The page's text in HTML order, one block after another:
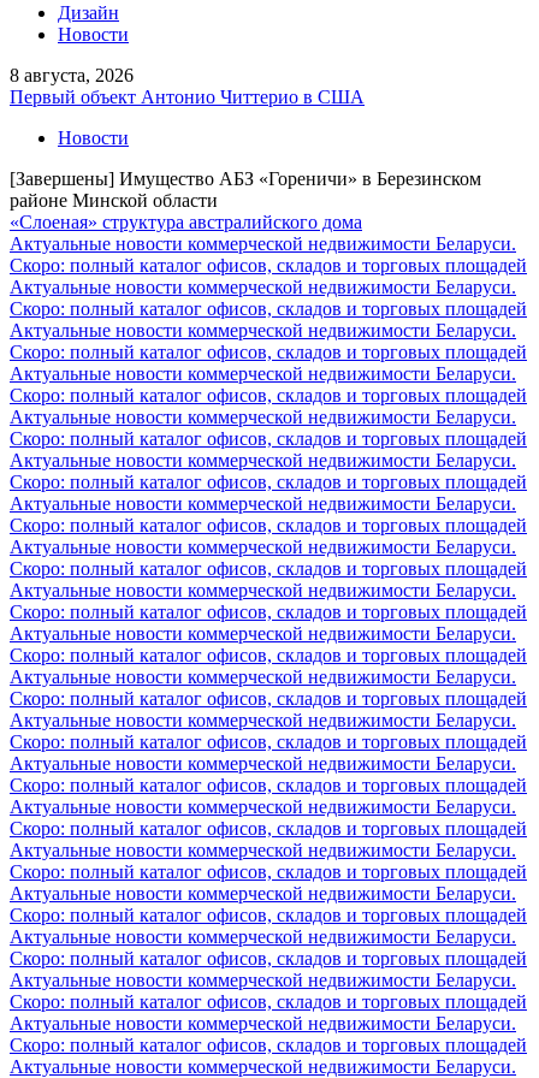
Дизайн
Новости
8 августа, 2026
Первый объект Антонио Читтерио в США
Новости
[Завершены] Имущество АБЗ «Гореничи» в Березинском
районе Минской области
«Слоеная» структура австралийского дома
Актуальные новости коммерческой недвижимости Беларуси.
Скоро: полный каталог офисов, складов и торговых площадей
Актуальные новости коммерческой недвижимости Беларуси.
Скоро: полный каталог офисов, складов и торговых площадей
Актуальные новости коммерческой недвижимости Беларуси.
Скоро: полный каталог офисов, складов и торговых площадей
Актуальные новости коммерческой недвижимости Беларуси.
Скоро: полный каталог офисов, складов и торговых площадей
Актуальные новости коммерческой недвижимости Беларуси.
Скоро: полный каталог офисов, складов и торговых площадей
Актуальные новости коммерческой недвижимости Беларуси.
Скоро: полный каталог офисов, складов и торговых площадей
Актуальные новости коммерческой недвижимости Беларуси.
Скоро: полный каталог офисов, складов и торговых площадей
Актуальные новости коммерческой недвижимости Беларуси.
Скоро: полный каталог офисов, складов и торговых площадей
Актуальные новости коммерческой недвижимости Беларуси.
Скоро: полный каталог офисов, складов и торговых площадей
Актуальные новости коммерческой недвижимости Беларуси.
Скоро: полный каталог офисов, складов и торговых площадей
Актуальные новости коммерческой недвижимости Беларуси.
Скоро: полный каталог офисов, складов и торговых площадей
Актуальные новости коммерческой недвижимости Беларуси.
Скоро: полный каталог офисов, складов и торговых площадей
Актуальные новости коммерческой недвижимости Беларуси.
Скоро: полный каталог офисов, складов и торговых площадей
Актуальные новости коммерческой недвижимости Беларуси.
Скоро: полный каталог офисов, складов и торговых площадей
Актуальные новости коммерческой недвижимости Беларуси.
Скоро: полный каталог офисов, складов и торговых площадей
Актуальные новости коммерческой недвижимости Беларуси.
Скоро: полный каталог офисов, складов и торговых площадей
Актуальные новости коммерческой недвижимости Беларуси.
Скоро: полный каталог офисов, складов и торговых площадей
Актуальные новости коммерческой недвижимости Беларуси.
Скоро: полный каталог офисов, складов и торговых площадей
Актуальные новости коммерческой недвижимости Беларуси.
Скоро: полный каталог офисов, складов и торговых площадей
Актуальные новости коммерческой недвижимости Беларуси.